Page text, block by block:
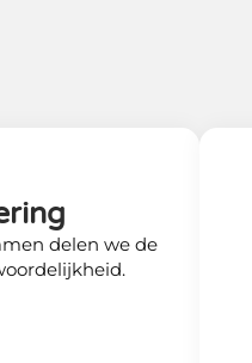
delen we de